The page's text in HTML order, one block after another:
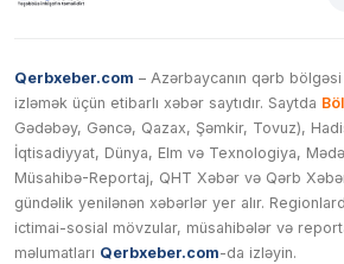
Qerbxeber.com – Azərbaycanın qərb
izləmək üçün etibarlı xəbər saytıdır. Saytda
Gədəbəy, Gəncə, Qazax, Şəmkir, Tovuz),
İqtisadiyyat, Dünya, Elm və Texnologiya,
Müsahibə-Reportaj, QHT Xəbər və Qərb
gündəlik yenilənən xəbərlər yer alır.
ictimai-sosial mövzular, müsahibələr və
məlumatları Qerbxeber.com-da izləyin.